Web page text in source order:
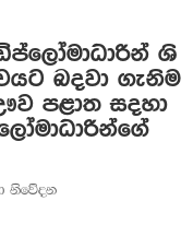
ශි
බදවා ගැනිම
පළාත සදහා
නිවේදන